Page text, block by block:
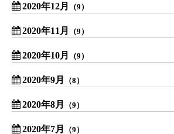
2020年12月 （9）
2020年11月 （9）
2020年10月 （9）
2020年9月 （8）
2020年8月 （9）
2020年7月 （9）